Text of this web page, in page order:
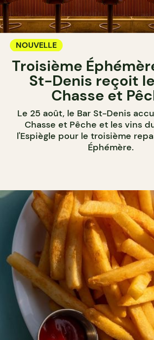
NOUVELLE
Troisième
St-Denis reçoit
Chasse et
Le 25 août, le Bar St-Denis
Chasse et Pêche et les vins
l'Espiègle pour le troisième
Éphémère.